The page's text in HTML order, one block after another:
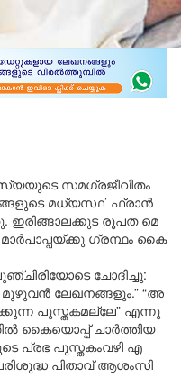
സ​മ​ഗ്ര​ജീ​വി​തം
മ​ധ്യ​സ്ഥ’ ഫ്രാ​ൻ​
ഇ​രി​ങ്ങാ​ല​ക്കു​ട രൂ​പ​ത മെ​
ഗ്ര​ന്ഥം കൈ​
ചോ​ദി​ച്ചു:
മു​ഴു​വ​ൻ ലേ​ഖ​ന​ങ്ങ​ളും.” “അ​
പു​സ്ത​ക​മ​ല്ലേ” എ​ന്നു
കൈ​യൊ​പ്പ് ചാ​ർ​ത്തി​യ​
പ്ര​ഭ പു​സ്ത​കം​വ​ഴി എ​
പ​രി​ശു​ദ്ധ പി​താ​വ് ആ​ശം​സി​